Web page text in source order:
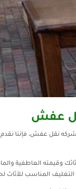
عفش
نقل عفش، فإننا نقدم
وقيمته العاطفية
المناسب للأثاث